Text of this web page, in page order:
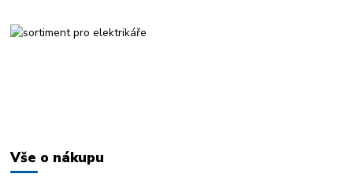
Vše o nákupu